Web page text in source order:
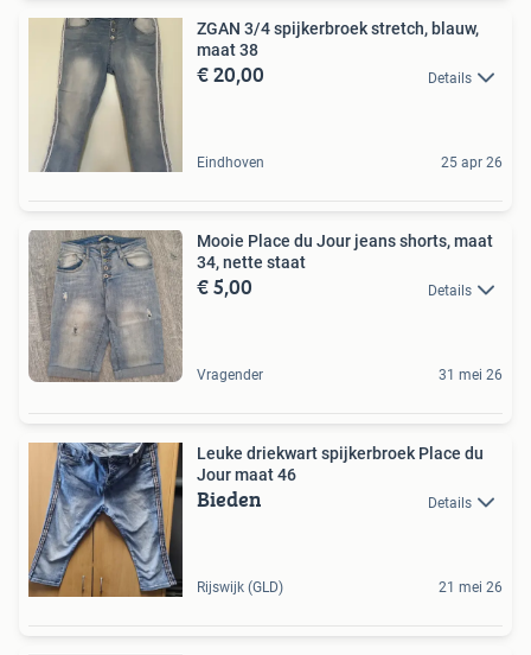
ZGAN 3/4 spijkerbroek stretch, blauw,
maat 38
€ 20,00 Details
Eindhoven 25 apr 26
Mooie Place du Jour jeans shorts, maat
34, nette staat
€ 5,00 Details
Vragender 31 mei 26
Leuke driekwart spijkerbroek Place du
Jour maat 46
Bieden Details
Rijswijk (GLD) 21 mei 26